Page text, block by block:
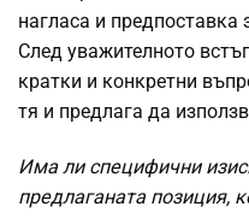
нагласа и
След уважителното
кратки и конкретни
тя и предлага да
Има ли специфични
предлаганата позиция,